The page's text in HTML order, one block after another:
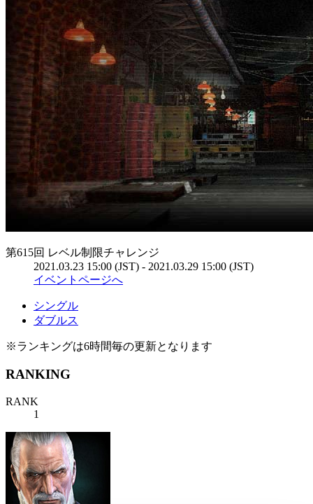
第615回 レベル制限チャレンジ
2021.03.23 15:00 (JST) - 2021.03.29 15:00 (JST)
イベントページへ
シングル
ダブルス
※ランキングは6時間毎の更新となります
RANKING
RANK
1